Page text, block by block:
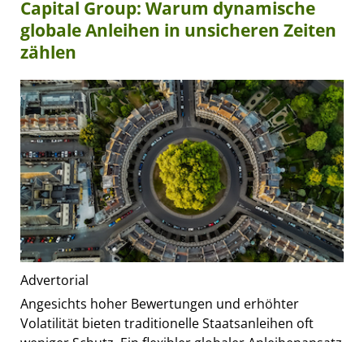
Capital Group: Warum dynamische
globale Anleihen in unsicheren Zeiten
zählen
Advertorial
Angesichts hoher Bewertungen und erhöhter
Volatilität bieten traditionelle Staatsanleihen oft